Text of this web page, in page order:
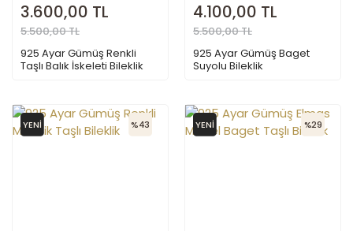
3.600,00 TL
5.500,00 TL
925 Ayar Gümüş Renkli
Taşlı Balık İskeleti Bileklik
4.100,00 TL
5.500,00 TL
925 Ayar Gümüş Baget
Suyolu Bileklik
YENİ %43 YENİ %29